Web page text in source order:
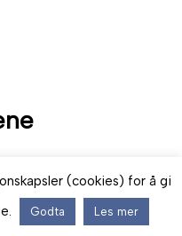
er perfekt for litt
latter. Dere
(cookies) for å gi
Godta Les mer